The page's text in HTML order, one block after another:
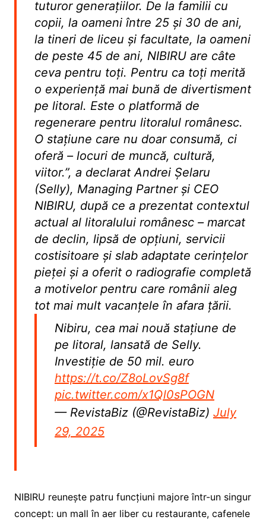
tuturor generațiilor. De la familii cu
copii, la oameni între 25 și 30 de ani,
la tineri de liceu și facultate, la oameni
de peste 45 de ani, NIBIRU are câte
ceva pentru toți. Pentru ca toți merită
o experiență mai bună de divertisment
pe litoral. Este o platformă de
regenerare pentru litoralul românesc.
O stațiune care nu doar consumă, ci
oferă – locuri de muncă, cultură,
viitor.”, a declarat Andrei Șelaru
(Selly), Managing Partner și CEO
NIBIRU, după ce a prezentat contextul
actual al litoralului românesc – marcat
de declin, lipsă de opțiuni, servicii
costisitoare și slab adaptate cerințelor
pieței și a oferit o radiografie completă
a motivelor pentru care românii aleg
tot mai mult vacanțele în afara țării.
Nibiru, cea mai nouă stațiune de
pe litoral, lansată de Selly.
Investiție de 50 mil. euro
https://t.co/Z8oLovSg8f
pic.twitter.com/x1Ql0sPOGN
— RevistaBiz (@RevistaBiz) July
29, 2025
NIBIRU reunește patru funcțiuni majore într-un singur
concept: un mall în aer liber cu restaurante, cafenele